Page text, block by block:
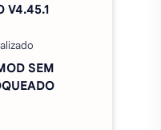
V4.45.1
SEM